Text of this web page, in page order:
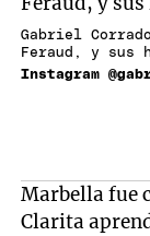
Gabriel
Feraud, y sus
Instagram
Marbella fue
Clarita